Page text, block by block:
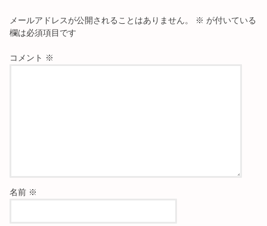
メールアドレスが公開されることはありません。 ※ が付いている
欄は必須項目です
コメント ※
名前 ※